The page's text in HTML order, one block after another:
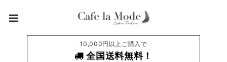
10,000円以上ご購入で
全国送料無料！